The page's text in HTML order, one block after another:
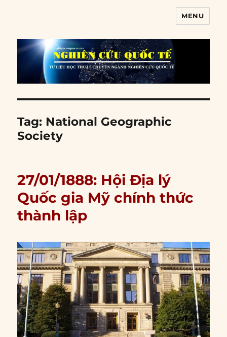
MENU
Tag: National Geographic
Society
27/01/1888: Hội Địa lý
Quốc gia Mỹ chính thức
thành lập